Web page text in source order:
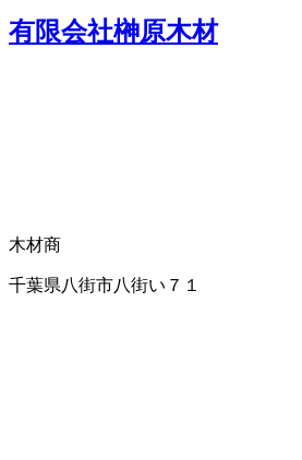
有限会社榊原木材
木材商
千葉県八街市八街い７１